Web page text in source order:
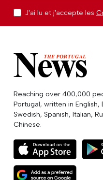
J'ai lu et j'accepte les
Reaching over 400,000
Portugal, written in
Swedish, Spanish, Italian,
Chinese.